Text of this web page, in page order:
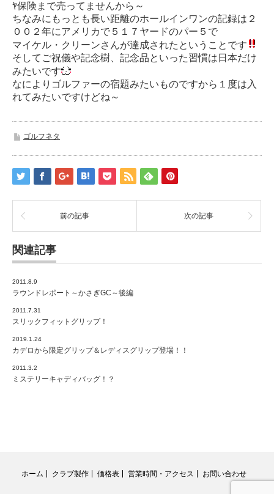
ﾔ保険まで売ってませんから～
ちなみにもっとも長い距離のホールインワンの記録は２
００２年にアメリカで５１７ヤードのパー５で
マイケル・クリーンさんが達成されたということです
そしてご祝儀や記念樹、記念品といった習慣は日本だけ
みたいです
なによりゴルファーの宿題みたいものですから１度は入
れてみたいですけどね～
ゴルフネタ
前の記事 次の記事
関連記事
2011.8.9
ラウンドレポート～かさぎGC～後編
2011.7.31
スリックフィットグリップ！
2019.1.24
カデロから限定グリップ＆レディスグリップ登場！！
2011.3.2
ミステリーキャディバッグ！？
ホーム クラブ製作 価格表 営業時間・アクセス お問い合わせ